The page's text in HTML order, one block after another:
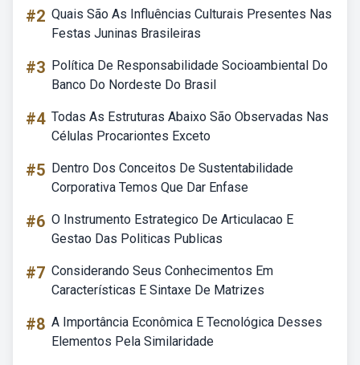
#2 Quais São As Influências Culturais Presentes Nas
Festas Juninas Brasileiras
#3 Política De Responsabilidade Socioambiental Do
Banco Do Nordeste Do Brasil
#4 Todas As Estruturas Abaixo São Observadas Nas
Células Procariontes Exceto
#5 Dentro Dos Conceitos De Sustentabilidade
Corporativa Temos Que Dar Enfase
#6 O Instrumento Estrategico De Articulacao E
Gestao Das Politicas Publicas
#7 Considerando Seus Conhecimentos Em
Características E Sintaxe De Matrizes
#8 A Importância Econômica E Tecnológica Desses
Elementos Pela Similaridade